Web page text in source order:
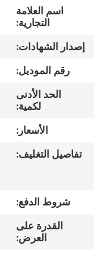
أشرطة
فيديو
معلومات
جولة
في
رقابة
اسم العلامة
التجارية:
إصدار الشهادات:
رقم الموديل:
الحد الأدنى
لكمية:
الأسعار:
تفاصيل التغليف:
شروط الدفع:
القدرة على
العرض: